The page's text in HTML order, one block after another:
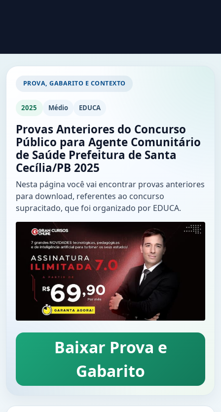
PROVA, GABARITO E CONTEXTO
2025 Médio EDUCA
Provas Anteriores do Concurso
Público para Agente Comunitário
de Saúde Prefeitura de Santa
Cecília/PB 2025
Nesta página você vai encontrar provas anteriores
para download, referentes ao concurso
supracitado, que foi organizado por EDUCA.
Baixar Prova e
Gabarito